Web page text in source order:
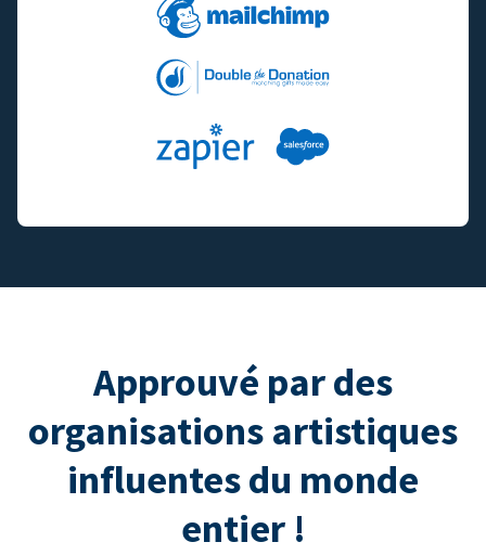
Approuvé par des
organisations artistiques
influentes du monde
entier !